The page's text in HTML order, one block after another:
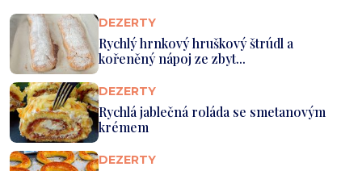
DEZERTY
Rychlý hrnkový hruškový štrúdl a
kořeněný nápoj ze zbyt...
DEZERTY
Rychlá jablečná roláda se smetanovým
krémem
DEZERTY